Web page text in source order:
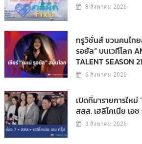
8 สิงหาคม 2026
ทรูวิชั่นส์ ชวนคนไทย
รอยัล” บนเวทีโลก
TALENT SEASON 21
6 สิงหาคม 2026
เปิดที่มารายการใหม่
สสส. เฮลิโคเนีย เอ
3 สิงหาคม 2026